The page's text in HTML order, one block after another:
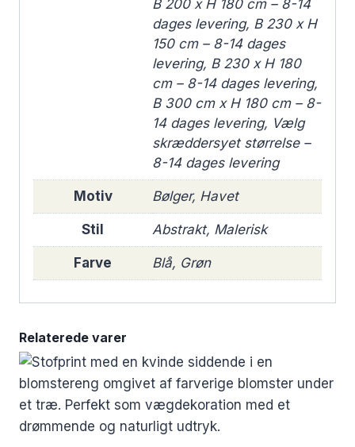
B 200 x H 180 cm – 8-14
dages levering, B 230 x H
150 cm – 8-14 dages
levering, B 230 x H 180
cm – 8-14 dages levering,
B 300 cm x H 180 cm – 8-
14 dages levering, Vælg
skræddersyet størrelse –
8-14 dages levering
Motiv Bølger, Havet
Stil Abstrakt, Malerisk
Farve Blå, Grøn
Relaterede varer